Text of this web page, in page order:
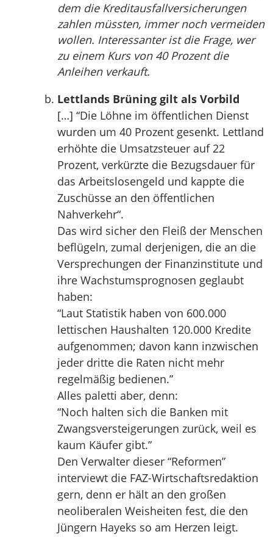
dem die Kreditausfallversicherungen
zahlen müssten, immer noch vermeiden
wollen. Interessanter ist die Frage, wer
zu einem Kurs von 40 Prozent die
Anleihen verkauft.
Lettlands Brüning gilt als Vorbild
[…] “Die Löhne im öffentlichen Dienst
wurden um 40 Prozent gesenkt. Lettland
erhöhte die Umsatzsteuer auf 22
Prozent, verkürzte die Bezugsdauer für
das Arbeitslosengeld und kappte die
Zuschüsse an den öffentlichen
Nahverkehr“.
Das wird sicher den Fleiß der Menschen
beflügeln, zumal derjenigen, die an die
Versprechungen der Finanzinstitute und
ihre Wachstumsprognosen geglaubt
haben:
“Laut Statistik haben von 600.000
lettischen Haushalten 120.000 Kredite
aufgenommen; davon kann inzwischen
jeder dritte die Raten nicht mehr
regelmäßig bedienen.”
Alles paletti aber, denn:
“Noch halten sich die Banken mit
Zwangsversteigerungen zurück, weil es
kaum Käufer gibt.”
Den Verwalter dieser “Reformen”
interviewt die FAZ-Wirtschaftsredaktion
gern, denn er hält an den großen
neoliberalen Weisheiten fest, die den
Jüngern Hayeks so am Herzen leigt.